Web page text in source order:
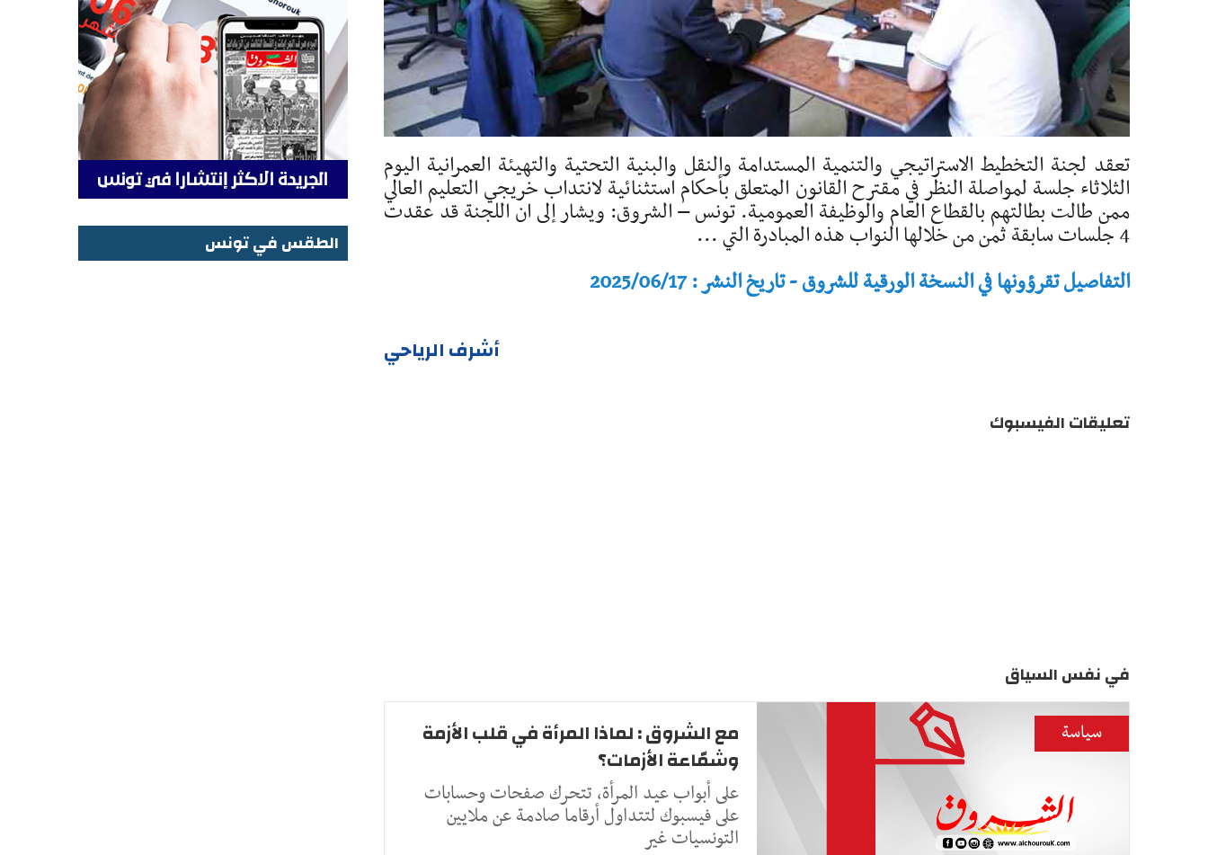
تعقد لجنة التخطيط الاستراتيجي والتنمية المستدامة والنقل والبنية التحتية والتهيئة العمرانية اليوم
الثلاثاء جلسة لمواصلة النظر في مقترح القانون المتعلق بأحكام استثنائية لانتداب خريجي التعليم العالي
ممن طالت بطالتهم بالقطاع العام والوظيفة العمومية. تونس – الشروق: ويشار إلى ان اللجنة قد عقدت
4 جلسات سابقة ثمن من خلالها النواب هذه المبادرة التي ...
التفاصيل تقرؤونها في النسخة الورقية للشروق - تاريخ النشر : 2025/06/17
أشرف الرياحي
تعليقات الفيسبوك
في نفس السياق
سياسة
مع الشروق : لماذا المرأة في قلب الأزمة
وشمّاعة الأزمات؟
على أبواب عيد المرأة، تتحرك صفحات وحسابات
على فيسبوك لتتداول أرقاما صادمة عن ملايين
التونسيات غير
الطقس في تونس